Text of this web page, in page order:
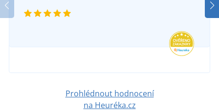
399 Kč
Prohlédnout hodnocení
na Heuréka.cz